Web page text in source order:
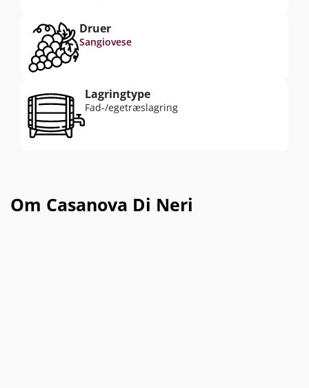
Druer
Sangiovese
Lagringtype
Fad-/egetræslagring
Om Casanova Di Neri